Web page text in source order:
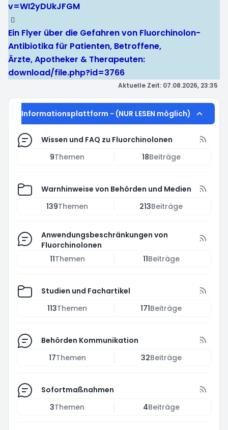
v=WI2yDUkJFGM
Ein Flyer über die Gefahren von Fluorchinolon-
Antibiotika für Patienten, Betroffene,
Ärzte, Apotheker & Therapeuten:
download/file.php?id=3766
Aktuelle Zeit: 07.08.2026, 23:35
Informationsplattform - (NUR LESEN möglich)
Wissen und FAQ zu Fluorchinolonen
9Themen 18Beiträge
Warnhinweise von Behörden und Medien
139Themen 213Beiträge
Anwendungsbeschränkungen von
Fluorchinolonen
11Themen 11Beiträge
Studien und Fachartikel
113Themen 171Beiträge
Behörden Kommunikation
17Themen 32Beiträge
Sofortmaßnahmen
3Themen 4Beiträge